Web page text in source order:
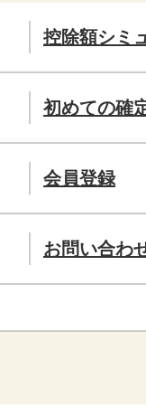
控除額シミ
初めての確
会員登録
お問い合わ